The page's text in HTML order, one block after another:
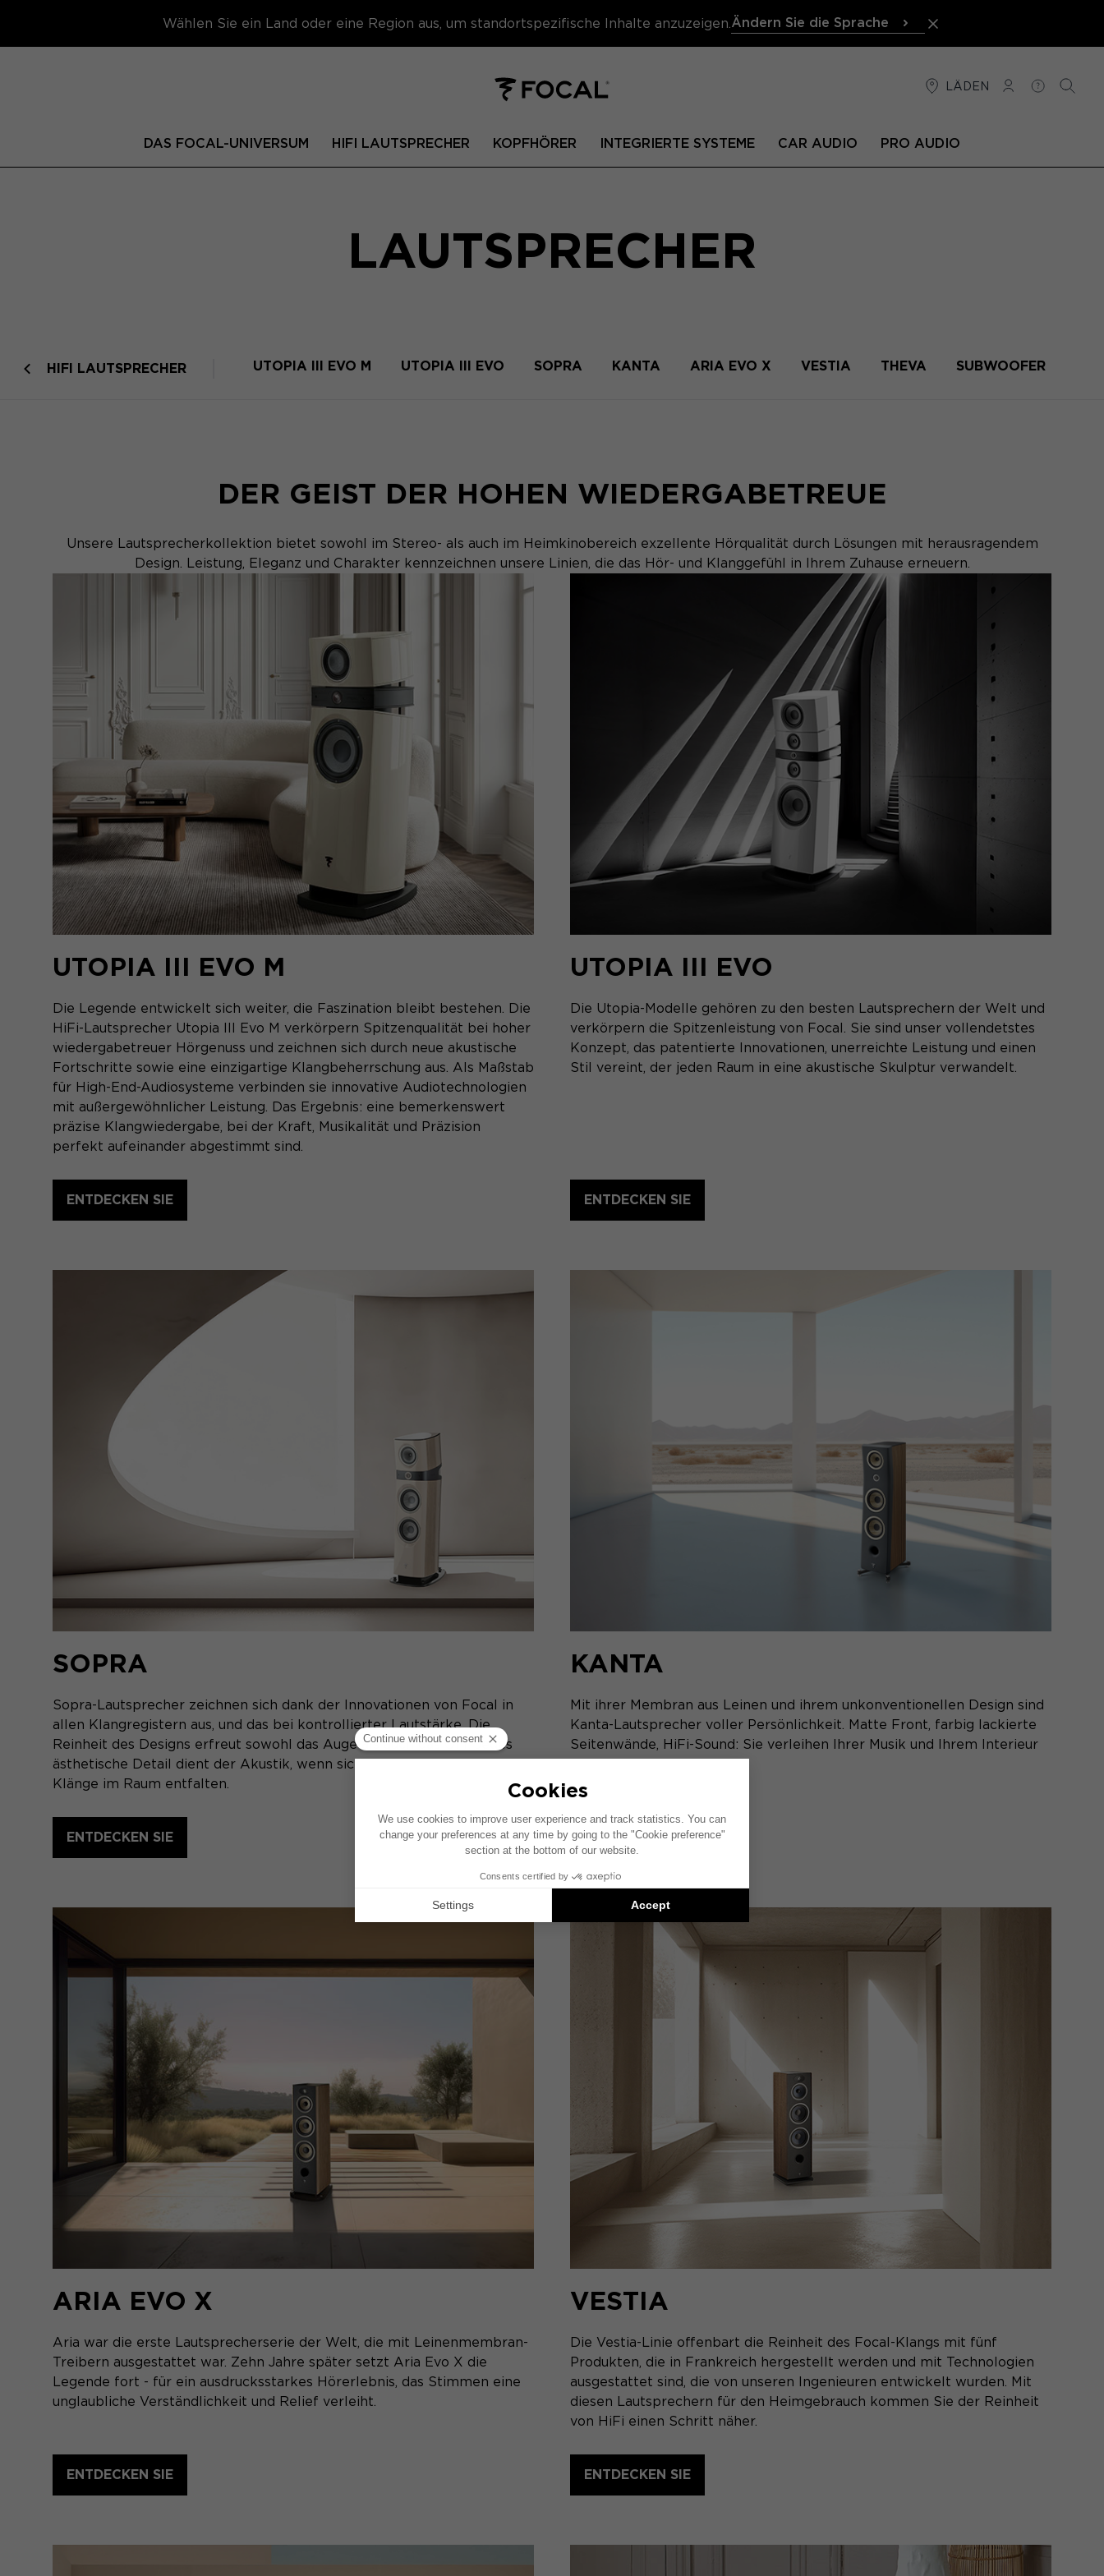
Wählen Sie ein Land oder eine Region aus, um standortspezifische Inhalte anzuzeigen. Ändern Sie die Sprache
LÄDEN
VERBINDUNG
HILFE
DAS FOCAL-UNIVERSUM HIFI LAUTSPRECHER KOPFHÖRER INTEGRIERTE SYSTEME CAR AUDIO PRO AUDIO
LAUTSPRECHER
HIFI LAUTSPRECHER UTOPIA III EVO M UTOPIA III EVO SOPRA KANTA ARIA EVO X VESTIA THEVA SUBWOOFER
DER GEIST DER HOHEN WIEDERGABETREUE
Unsere Lautsprecherkollektion bietet sowohl im Stereo- als auch im Heimkinobereich exzellente Hörqualität durch Lösungen mit herausragendem
Design. Leistung, Eleganz und Charakter kennzeichnen unsere Linien, die das Hör- und Klanggefühl in Ihrem Zuhause erneuern.
UTOPIA III EVO M
Die Legende entwickelt sich weiter, die Faszination bleibt bestehen. Die
HiFi-Lautsprecher Utopia III Evo M verkörpern Spitzenqualität bei hoher
wiedergabetreuer Hörgenuss und zeichnen sich durch neue akustische
Fortschritte sowie eine einzigartige Klangbeherrschung aus. Als Maßstab
für High-End-Audiosysteme verbinden sie innovative Audiotechnologien
mit außergewöhnlicher Leistung. Das Ergebnis: eine bemerkenswert
präzise Klangwiedergabe, bei der Kraft, Musikalität und Präzision
perfekt aufeinander abgestimmt sind.
ENTDECKEN SIE
UTOPIA III EVO
Die Utopia-Modelle gehören zu den besten Lautsprechern der Welt und
verkörpern die Spitzenleistung von Focal. Sie sind unser vollendetstes
Konzept, das patentierte Innovationen, unerreichte Leistung und einen
Stil vereint, der jeden Raum in eine akustische Skulptur verwandelt.
ENTDECKEN SIE
SOPRA
Sopra-Lautsprecher zeichnen sich dank der Innovationen von Focal in
allen Klangregistern aus, und das bei kontrollierter Lautstärke. Die
Reinheit des Designs erfreut sowohl das Auge als auch das Ohr. Jedes
ästhetische Detail dient der Akustik, wenn sich Stimmen und basale
Klänge im Raum entfalten.
ENTDECKEN SIE
KANTA
Mit ihrer Membran aus Leinen und ihrem unkonventionellen Design sind
Kanta-Lautsprecher voller Persönlichkeit. Matte Front, farbig lackierte
Seitenwände, HiFi-Sound: Sie verleihen Ihrer Musik und Ihrem Interieur
einen neuen Stil.
ENTDECKEN SIE
ARIA EVO X
Aria war die erste Lautsprecherserie der Welt, die mit Leinenmembran-
Treibern ausgestattet war. Zehn Jahre später setzt Aria Evo X die
Legende fort - für ein ausdrucksstarkes Hörerlebnis, das Stimmen eine
unglaubliche Verständlichkeit und Relief verleiht.
ENTDECKEN SIE
VESTIA
Die Vestia-Linie offenbart die Reinheit des Focal-Klangs mit fünf
Produkten, die in Frankreich hergestellt werden und mit Technologien
ausgestattet sind, die von unseren Ingenieuren entwickelt wurden. Mit
diesen Lautsprechern für den Heimgebrauch kommen Sie der Reinheit
von HiFi einen Schritt näher.
ENTDECKEN SIE